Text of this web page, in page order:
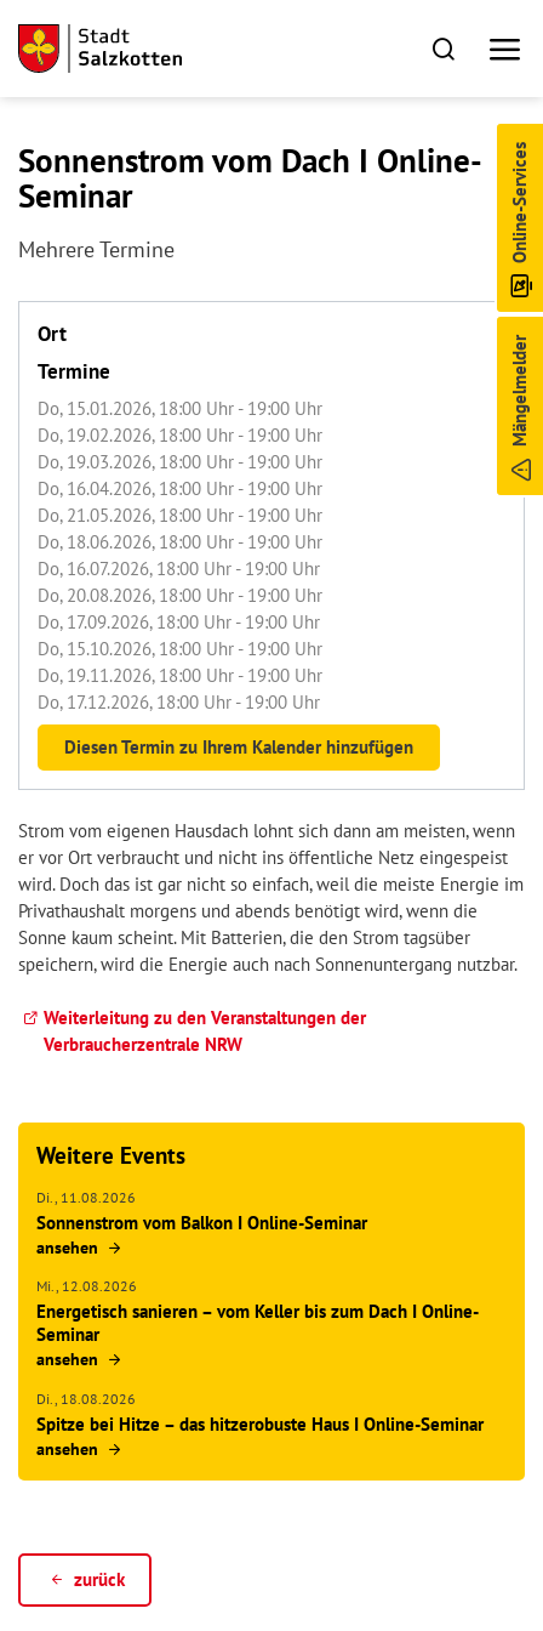
Mängelmelder
Online-Services
Sonnenstrom vom Dach I Online-
Seminar
Mehrere Termine
Ort
Termine
Do, 15.01.2026, 18:00 Uhr - 19:00 Uhr
Do, 19.02.2026, 18:00 Uhr - 19:00 Uhr
Do, 19.03.2026, 18:00 Uhr - 19:00 Uhr
Do, 16.04.2026, 18:00 Uhr - 19:00 Uhr
Do, 21.05.2026, 18:00 Uhr - 19:00 Uhr
Do, 18.06.2026, 18:00 Uhr - 19:00 Uhr
Do, 16.07.2026, 18:00 Uhr - 19:00 Uhr
Do, 20.08.2026, 18:00 Uhr - 19:00 Uhr
Do, 17.09.2026, 18:00 Uhr - 19:00 Uhr
Do, 15.10.2026, 18:00 Uhr - 19:00 Uhr
Do, 19.11.2026, 18:00 Uhr - 19:00 Uhr
Do, 17.12.2026, 18:00 Uhr - 19:00 Uhr
Diesen Termin zu Ihrem Kalender hinzufügen
Strom vom eigenen Hausdach lohnt sich dann am meisten, wenn
er vor Ort verbraucht und nicht ins öffentliche Netz eingespeist
wird. Doch das ist gar nicht so einfach, weil die meiste Energie im
Privathaushalt morgens und abends benötigt wird, wenn die
Sonne kaum scheint. Mit Batterien, die den Strom tagsüber
speichern, wird die Energie auch nach Sonnenuntergang nutzbar.
Weiterleitung zu den Veranstaltungen der
Verbraucherzentrale NRW
Weitere Events
Di., 11.08.2026
Sonnenstrom vom Balkon I Online-Seminar
ansehen
Mi., 12.08.2026
Energetisch sanieren – vom Keller bis zum Dach I Online-
Seminar
ansehen
Di., 18.08.2026
Spitze bei Hitze – das hitzerobuste Haus I Online-Seminar
ansehen
zurück